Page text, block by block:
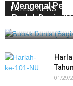
LATEST NEWS
Mengenal
Budak Dunia
Cahaya Islam
01/29/